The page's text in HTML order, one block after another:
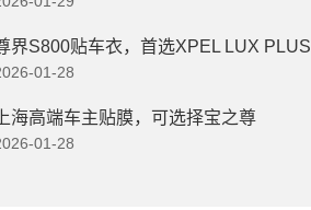
界S800贴车衣，首选XPEL LUX PLUS
01-28
海高端车主贴膜，可选择宝之尊
01-28